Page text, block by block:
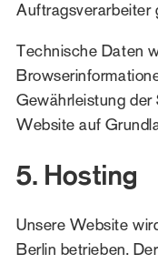
Auftragsverarbeiter
Technische Daten
Gewährleistung
Website auf
5. Hosting
Unsere Website
Berlin betrieben.